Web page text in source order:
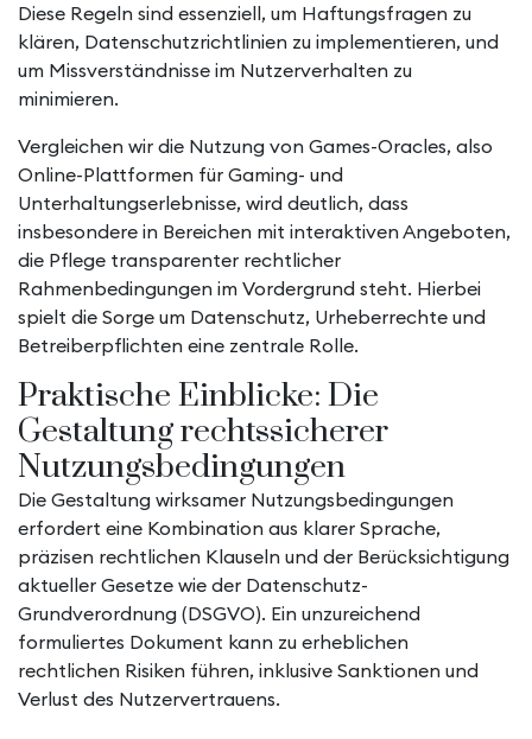
Diese Regeln sind essenziell, um Haftungsfragen zu
klären, Datenschutzrichtlinien zu implementieren, und
um Missverständnisse im Nutzerverhalten zu
minimieren.
Vergleichen wir die Nutzung von Games-Oracles, also
Online-Plattformen für Gaming- und
Unterhaltungserlebnisse, wird deutlich, dass
insbesondere in Bereichen mit interaktiven Angeboten,
die Pflege transparenter rechtlicher
Rahmenbedingungen im Vordergrund steht. Hierbei
spielt die Sorge um Datenschutz, Urheberrechte und
Betreiberpflichten eine zentrale Rolle.
Praktische Einblicke: Die
Gestaltung rechtssicherer
Nutzungsbedingungen
Die Gestaltung wirksamer Nutzungsbedingungen
erfordert eine Kombination aus klarer Sprache,
präzisen rechtlichen Klauseln und der Berücksichtigung
aktueller Gesetze wie der Datenschutz-
Grundverordnung (DSGVO). Ein unzureichend
formuliertes Dokument kann zu erheblichen
rechtlichen Risiken führen, inklusive Sanktionen und
Verlust des Nutzervertrauens.